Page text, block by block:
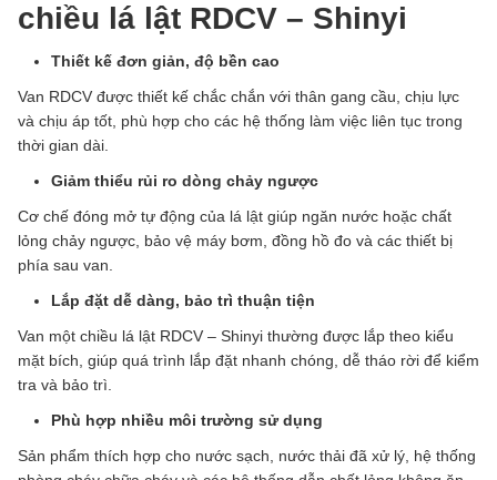
chiều lá lật RDCV – Shinyi
Thiết kế đơn giản, độ bền cao
Van RDCV được thiết kế chắc chắn với thân gang cầu, chịu lực
và chịu áp tốt, phù hợp cho các hệ thống làm việc liên tục trong
thời gian dài.
Giảm thiểu rủi ro dòng chảy ngược
Cơ chế đóng mở tự động của lá lật giúp ngăn nước hoặc chất
lỏng chảy ngược, bảo vệ máy bơm, đồng hồ đo và các thiết bị
phía sau van.
Lắp đặt dễ dàng, bảo trì thuận tiện
Van một chiều lá lật RDCV – Shinyi thường được lắp theo kiểu
mặt bích, giúp quá trình lắp đặt nhanh chóng, dễ tháo rời để kiểm
tra và bảo trì.
Phù hợp nhiều môi trường sử dụng
Sản phẩm thích hợp cho nước sạch, nước thải đã xử lý, hệ thống